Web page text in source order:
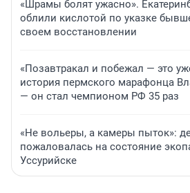
«Шрамы болят ужасно».
облили кислотой по указке
своем восстановлении
«Позавтракал и побежал — это
история пермского марафонца
— он стал чемпионом РФ 35 раз
«Не вольеры, а камеры пыток»:
пожаловалась на состояние
Уссурийске